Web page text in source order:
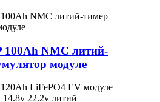
100Ah NMC литий-
модуле